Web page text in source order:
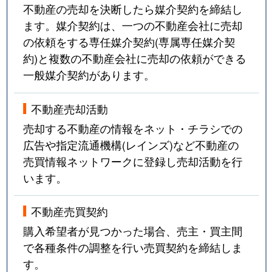
不動産の売却を決断したら媒介契約を締結し
ます。媒介契約は、一つの不動産会社に売却
の依頼をする専任媒介契約(専属専任媒介契
約)と複数の不動産会社に売却の依頼ができる
一般媒介契約があります。
不動産売却活動
売却する不動産の情報をネット・チラシでの
広告や指定流通機構(レインズ)など不動産の
売買情報ネットワークに登録し売却活動を行
います。
不動産売買契約
購入希望者が見つかった場合、売主・買主間
で各種条件の調整を行い売買契約を締結しま
す。